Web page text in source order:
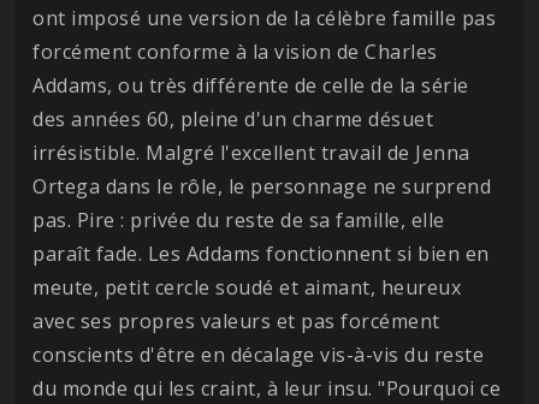
ont imposé une version de la célèbre famille pas
forcément conforme à la vision de Charles
Addams, ou très différente de celle de la série
des années 60, pleine d'un charme désuet
irrésistible. Malgré l'excellent travail de Jenna
Ortega dans le rôle, le personnage ne surprend
pas. Pire : privée du reste de sa famille, elle
paraît fade. Les Addams fonctionnent si bien en
meute, petit cercle soudé et aimant, heureux
avec ses propres valeurs et pas forcément
conscients d'être en décalage vis-à-vis du reste
du monde qui les craint, à leur insu. "Pourquoi ce